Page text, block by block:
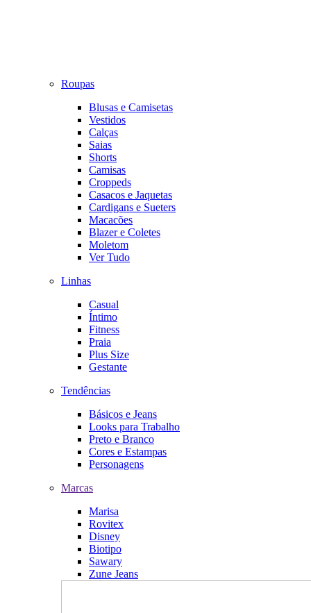
Roupas
Blusas e Camisetas
Vestidos
Calças
Saias
Shorts
Camisas
Croppeds
Casacos e Jaquetas
Cardigans e Sueters
Macacões
Blazer e Coletes
Moletom
Ver Tudo
Linhas
Casual
Íntimo
Fitness
Praia
Plus Size
Gestante
Tendências
Básicos e Jeans
Looks para Trabalho
Preto e Branco
Cores e Estampas
Personagens
Marcas
Marisa
Rovitex
Disney
Biotipo
Sawary
Zune Jeans